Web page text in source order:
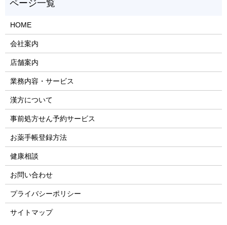
HOME
会社案内
店舗案内
業務内容・サービス
漢方について
事前処方せん予約サービス
お薬手帳登録方法
健康相談
お問い合わせ
プライバシーポリシー
サイトマップ